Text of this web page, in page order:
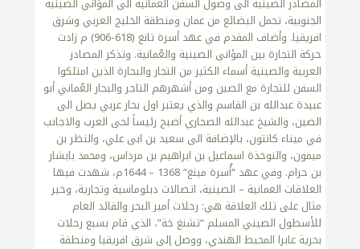
الجنوبية، تحمل البضائع من عمان ومنطقة الخليج العربي وشرق
افريقيا. وأضاف المقدم في عهد أسرة تانغ (618-906) م زادت
حركة التجارة بين المؤانى الصينية والعُمانية. وتذكر المصادر
العربية والصينية أسماء الكثير من التجار والبحارة الذين امتلكوا
السفن للتجارة مع الصين ومن أشهرهم التاجر والبحار العُماني أبو
عبيدة عبدالله بن القاسم والذي يعتبر اول بحار عربي يصل الى
الصين، والشيخ عبدالله الصحاري أصبح رئيساً لحى العرب والاجانب
في ميناء كانتون، بالإضافة الى سعيد بن ابى علي، والنظر بن
ميمون، والنوخذة اسماعيل بن ابراهيم بن مرداس، ومحمد بابشار
بن حرام. وفي عهد “أُسرة مينغ” 1368 – 1644م، شهدت فيها
العلاقات العمانية – الصينية، اتصالات دبلوماسية وتجارية، وخير
مثال على تلك العلاقة هي: رحلات أمير البحر والقائد العام
للأسطول الصيني المسلم “تشنغ خة”، الذي قام بسبع رحلات
بحرية عابرا المحيط الهندي، ووصل إلى شرق افريقيا ومنطقة